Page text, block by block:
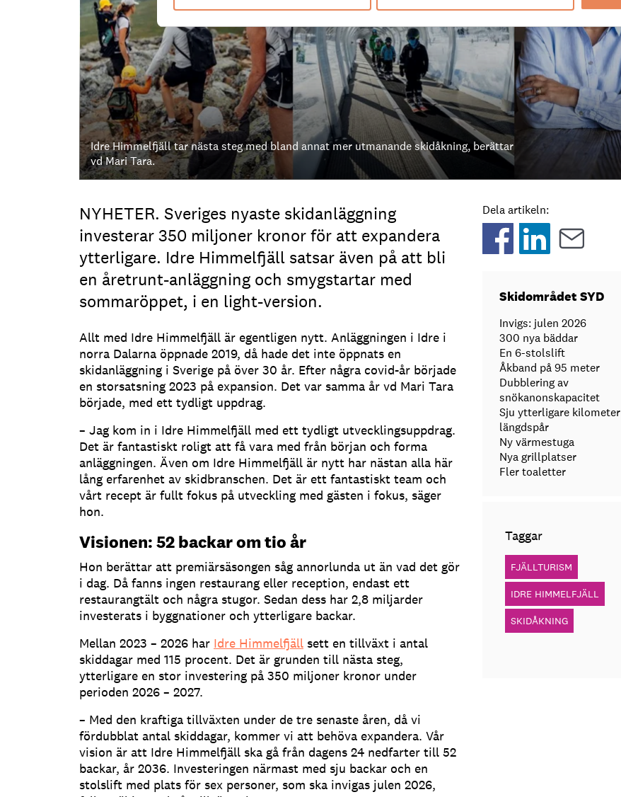
Idre Himmelfjäll tar nästa steg med bland annat mer utmanande skidåkning, berättar
vd Mari Tara.
NYHETER. Sveriges nyaste skidanläggning
investerar 350 miljoner kronor för att expandera
ytterligare. Idre Himmelfjäll satsar även på att bli
en åretrunt-anläggning och smygstartar med
sommaröppet, i en light-version.
Allt med Idre Himmelfjäll är egentligen nytt. Anläggningen i Idre i
norra Dalarna öppnade 2019, då hade det inte öppnats en
skidanläggning i Sverige på över 30 år. Efter några covid-år började
en storsatsning 2023 på expansion. Det var samma år vd Mari Tara
började, med ett tydligt uppdrag.
– Jag kom in i Idre Himmelfjäll med ett tydligt utvecklingsuppdrag.
Det är fantastiskt roligt att få vara med från början och forma
anläggningen. Även om Idre Himmelfjäll är nytt har nästan alla här
lång erfarenhet av skidbranschen. Det är ett fantastiskt team och
vårt recept är fullt fokus på utveckling med gästen i fokus, säger
hon.
Visionen: 52 backar om tio år
Hon berättar att premiärsäsongen såg annorlunda ut än vad det gör
i dag. Då fanns ingen restaurang eller reception, endast ett
restaurangtält och några stugor. Sedan dess har 2,8 miljarder
investerats i byggnationer och ytterligare backar.
Mellan 2023 – 2026 har Idre Himmelfjäll sett en tillväxt i antal
skiddagar med 115 procent. Det är grunden till nästa steg,
ytterligare en stor investering på 350 miljoner kronor under
perioden 2026 – 2027.
– Med den kraftiga tillväxten under de tre senaste åren, då vi
fördubblat antal skiddagar, kommer vi att behöva expandera. Vår
vision är att Idre Himmelfjäll ska gå från dagens 24 nedfarter till 52
backar, år 2036. Investeringen närmast med sju backar och en
stolslift med plats för sex personer, som ska invigas julen 2026,
Dela artikeln:
Skidområdet SYD
Invigs: julen 2026
300 nya bäddar
En 6-stolslift
Åkband på 95 meter
Dubblering av
snökanonskapacitet
Sju ytterligare kilometer
längdspår
Ny värmestuga
Nya grillplatser
Fler toaletter
Taggar
FJÄLLTURISM
IDRE HIMMELFJÄLL
SKIDÅKNING